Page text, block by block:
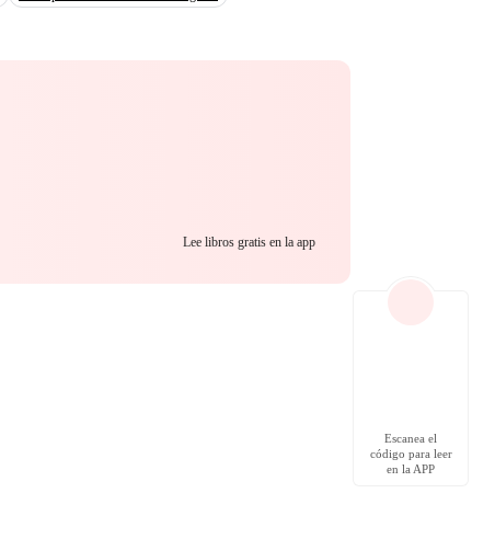
Lee libros gratis en la app
Escanea el
código para leer
en la APP